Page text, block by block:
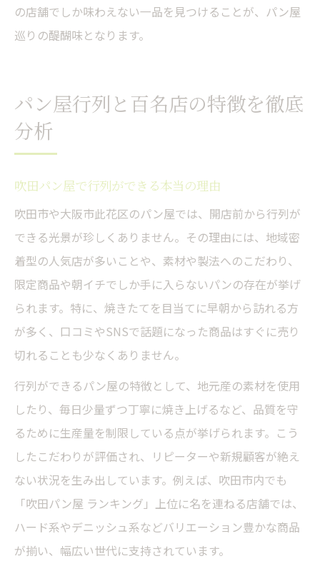
の店舗でしか味わえない一品を見つけることが、パン屋
巡りの醍醐味となります。
パン屋行列と百名店の特徴を徹底
分析
吹田パン屋で行列ができる本当の理由
吹田市や大阪市此花区のパン屋では、開店前から行列が
できる光景が珍しくありません。その理由には、地域密
着型の人気店が多いことや、素材や製法へのこだわり、
限定商品や朝イチでしか手に入らないパンの存在が挙げ
られます。特に、焼きたてを目当てに早朝から訪れる方
が多く、口コミやSNSで話題になった商品はすぐに売り
切れることも少なくありません。
行列ができるパン屋の特徴として、地元産の素材を使用
したり、毎日少量ずつ丁寧に焼き上げるなど、品質を守
るために生産量を制限している点が挙げられます。こう
したこだわりが評価され、リピーターや新規顧客が絶え
ない状況を生み出しています。例えば、吹田市内でも
「吹田パン屋 ランキング」上位に名を連ねる店舗では、
ハード系やデニッシュ系などバリエーション豊かな商品
が揃い、幅広い世代に支持されています。